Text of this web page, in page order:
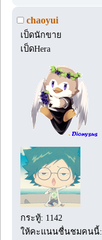
chaoyui
เป็ดนักขาย
เป็ดHera
กระทู้: 1142
ให้คะแนนชื่นชมคนนี้: